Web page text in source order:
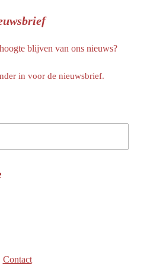
blijven van ons nieuws?
in voor de nieuwsbrief.
Contact